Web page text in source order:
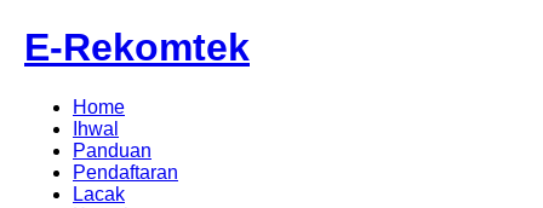
E-Rekomtek
Home
Ihwal
Panduan
Pendaftaran
Lacak